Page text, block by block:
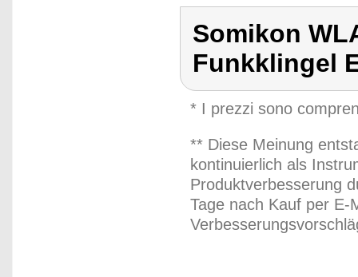
Somikon
Funkklingel
* I prezzi sono
** Diese Meinung
kontinuierlich als
Produktverbesserung
Tage nach Kauf per E-